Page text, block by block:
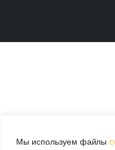
Мы используем файлы